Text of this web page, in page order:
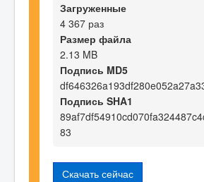
Загруженные
4 367 раз
Размер файла
2.13 MB
Подпись MD5
Подпись SHA1
83
Скачать сейчас